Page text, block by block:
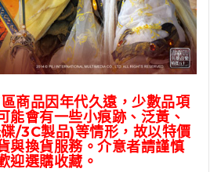
區商品因年代久遠，少數品項
能會有一些小痕跡、泛黃、
/3C製品)等情形，故以特價
與換貨服務。介意者請謹慎
迎選購收藏。